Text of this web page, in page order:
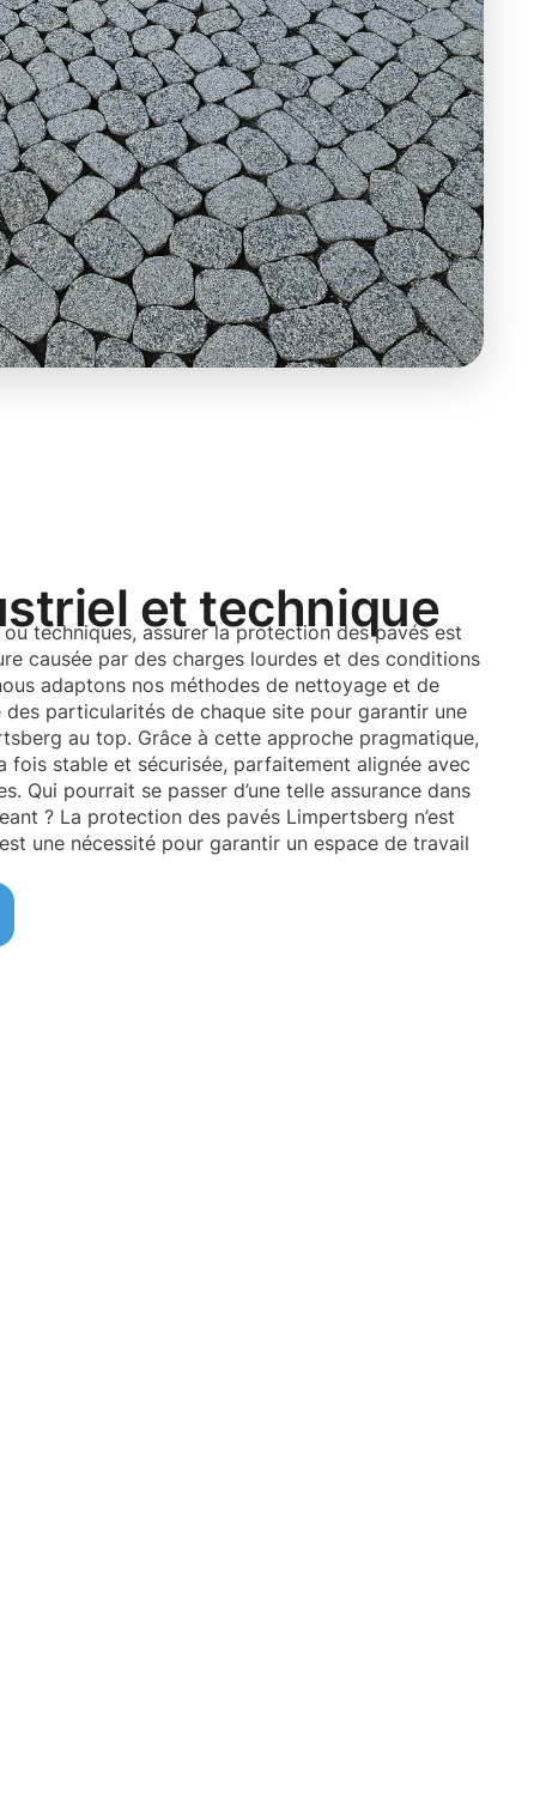
et technique
techniques, assurer la protection des pavés est
causée par des charges lourdes et des conditions
adaptons nos méthodes de nettoyage et de
particularités de chaque site pour garantir une
au top. Grâce à cette approche pragmatique,
fois stable et sécurisée, parfaitement alignée avec
Qui pourrait se passer d’une telle assurance dans
? La protection des pavés Limpertsberg n’est
une nécessité pour garantir un espace de travail